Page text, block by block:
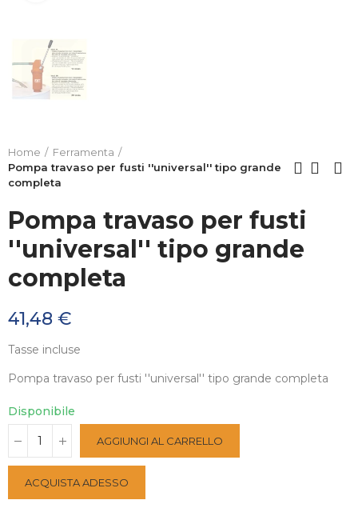
Home
Ferramenta
Pompa travaso per fusti ''universal'' tipo grande
completa
Pompa travaso per fusti
''universal'' tipo grande
completa
41,48 €
Tasse incluse
Pompa travaso per fusti ''universal'' tipo grande completa
Disponibile
AGGIUNGI AL CARRELLO
ACQUISTA ADESSO